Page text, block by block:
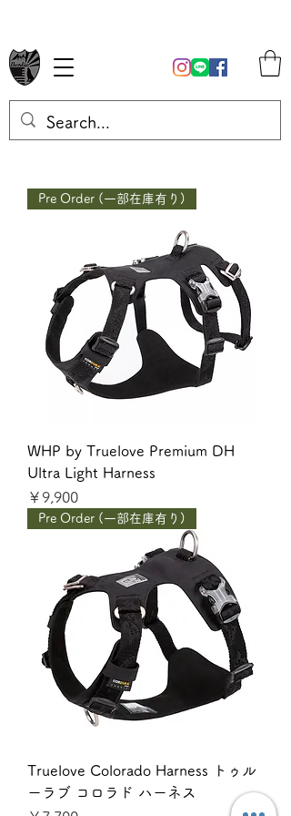
Pre Order (一部在庫有り)
WHP by Truelove Premium DH
Ultra Light Harness
価格
￥9,900
Pre Order (一部在庫有り)
Truelove Colorado Harness トゥル
ーラブ コロラド ハーネス